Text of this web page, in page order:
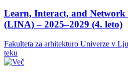
Learn, Interact, and
(LINA) – 2025–2029 (4. leto)
Fakulteta za arhitekturo Univerze v
teku